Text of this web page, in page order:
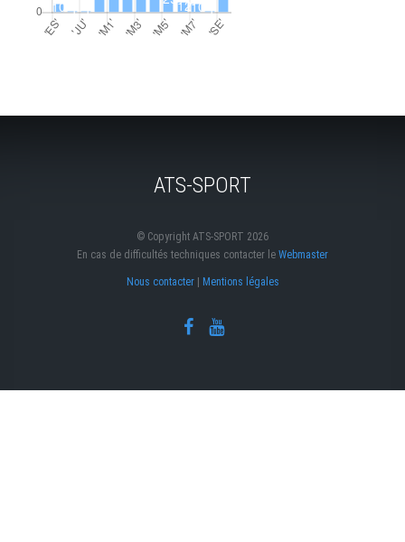
ATS-SPORT
© Copyright ATS-SPORT 2026
En cas de difficultés techniques contacter le Webmaster
Nous contacter| Mentions légales